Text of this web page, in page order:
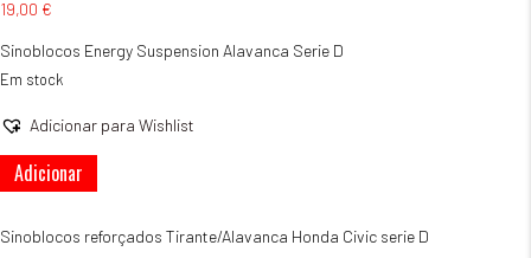
19,00 €
Sinoblocos Energy Suspension Alavanca Serie D
Em stock
Adicionar para Wishlist
Quantidade
de
Energy
Adicionar
Sinoblocos reforçados Tirante/Alavanca Honda Civic serie D